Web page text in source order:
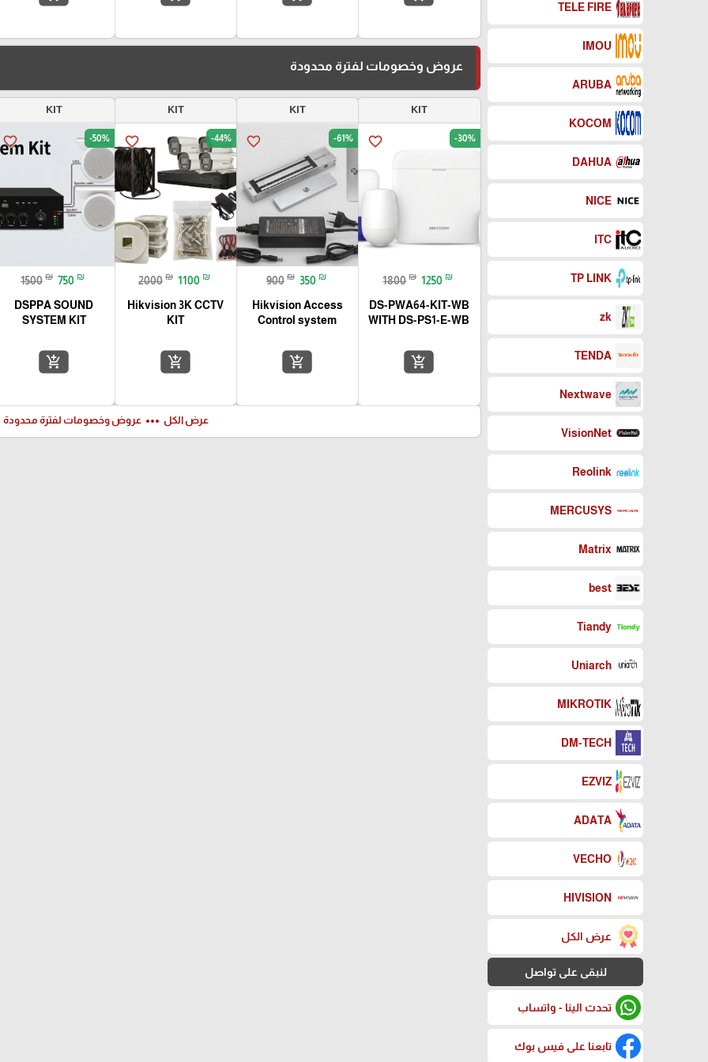
TELE FIRE
IMOU
ARUBA
KOCOM
DAHUA
NICE
ITC
TP LINK
zk
TENDA
Nextwave
VisionNet
Reolink
MERCUSYS
Matrix
best
Tiandy
Uniarch
MIKROTIK
DM-TECH
EZVIZ
ADATA
VECHO
HIVISION
عرض الكل
لنبقى على تواصل
تحدث الينا - واتساب
تابعنا على فيس بوك
عروض وخصومات لفترة محدودة
KIT
favorite_border -30%
1800 ₪ 1250 ₪
DS-PWA64-KIT-WB
WITH DS-PS1-E-WB
add_shopping_cart
KIT
favorite_border -61%
900 ₪ 350 ₪
Hikvision Access
Control system
add_shopping_cart
KIT
favorite_border -44%
2000 ₪ 1100 ₪
Hikvision 3K CCTV
KIT
add_shopping_cart
KIT
favorite_border -50%
1500 ₪ 750 ₪
DSPPA SOUND
SYSTEM KIT
add_shopping_cart
عرض الكل more_horiz عروض وخصومات لفترة محدودة